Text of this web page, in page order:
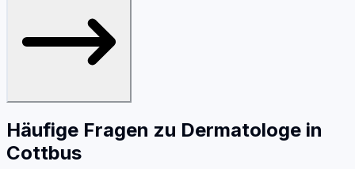
Häufige Fragen zu Dermatologe in
Cottbus